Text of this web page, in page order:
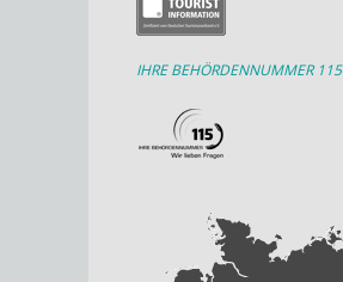
IHRE BEHÖRDENNUMMER 115